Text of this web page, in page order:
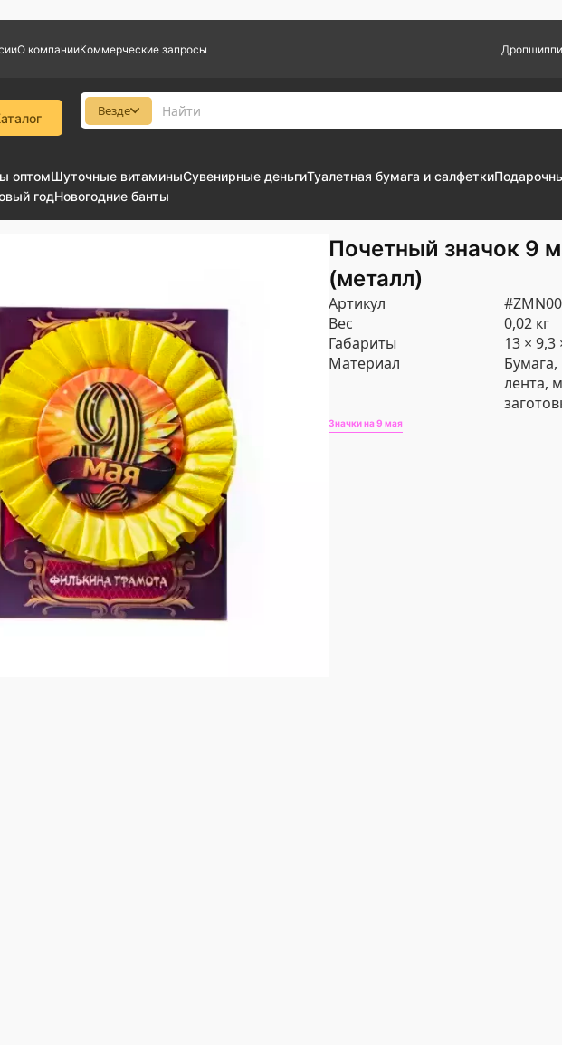
О компанииКоммерческие запросы
Везде
оптомШуточные витаминыСувенирные деньгиТуалетная бумага и салфетки
годНовогодние банты
Почетный значок 9
(металл)
Артикул
Вес
0,02 кг
Габариты
13 × 9,3
Материал
Бумага,
лента,
Значки на 9 мая